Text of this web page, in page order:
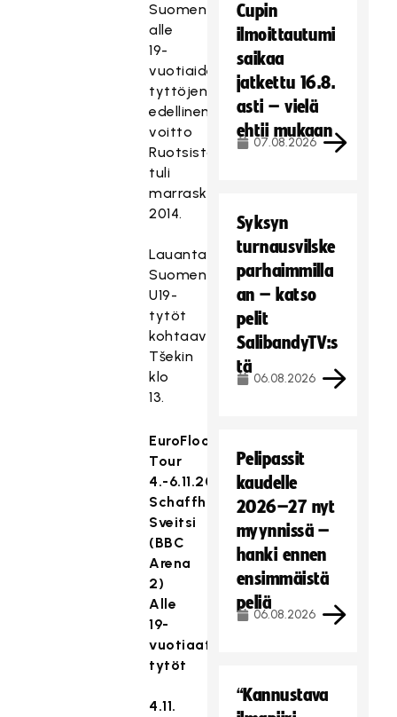
Suomen
alle
19-
vuotiaiden
tyttöjen
edellinen
voitto
Ruotsista
tuli
marraskuussa
2014.
Lauantaina
Suomen
U19-
tytöt
kohtaavat
Tšekin
klo
13.
EuroFloorball
Tour
4.-6.11.2016
Schaffhausen,
Sveitsi
(BBC
Arena
2)
Alle
19-
vuotiaat
tytöt
4.11.
Cupin
ilmoittautumi
saikaa
jatkettu 16.8.
asti – vielä
ehtii mukaan
07.08.2026
Syksyn
turnausvilske
parhaimmilla
an – katso
pelit
SalibandyTV:s
tä
06.08.2026
Pelipassit
kaudelle
2026–27 nyt
myynnissä –
hanki ennen
ensimmäistä
peliä
06.08.2026
“Kannustava